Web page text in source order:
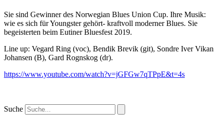
Sie sind Gewinner des Norwegian Blues Union Cup. Ihre Musik:
wie es sich für Youngster gehört- kraftvoll moderner Blues. Sie
begeisterten beim Eutiner Bluesfest 2019.
Line up: Vegard Ring (voc), Bendik Brevik (git), Sondre Iver Vikan
Johansen (B), Gard Rognskog (dr).
https://www.youtube.com/watch?v=jGFGw7qTPpE&t=4s
Suche